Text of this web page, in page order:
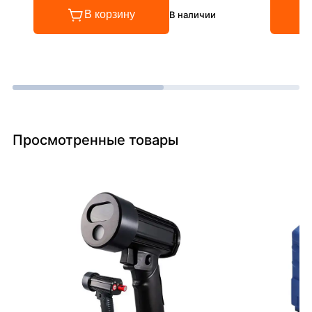
В корзину В наличии
Просмотренные товары